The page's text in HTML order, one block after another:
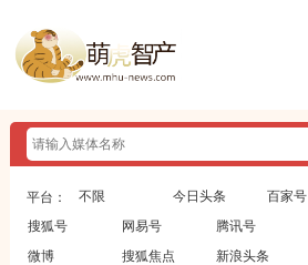
平台： 不限 今日头条 百家号
搜狐号
网易号 腾讯号
微博
搜狐焦点 新浪头条